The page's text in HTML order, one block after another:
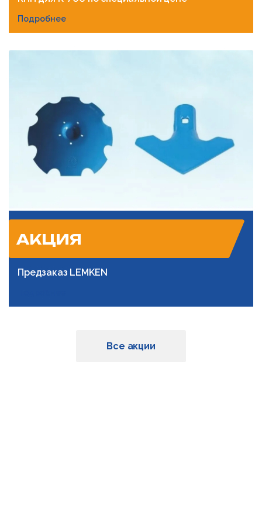
Подробнее
АКЦИЯ
Предзаказ LEMKEN
Все акции